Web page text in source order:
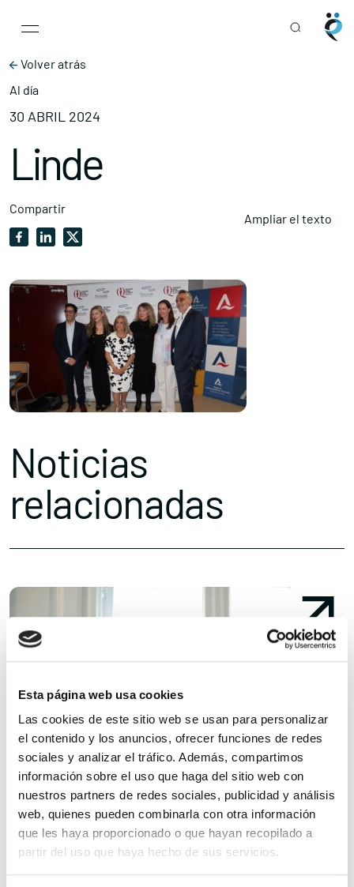
Esta página web usa cookies
Las cookies de este sitio web se usan para personalizar
el contenido y los anuncios, ofrecer funciones de redes
sociales y analizar el tráfico. Además, compartimos
información sobre el uso que haga del sitio web con
nuestros partners de redes sociales, publicidad y análisis
web, quienes pueden combinarla con otra información
que les haya proporcionado o que hayan recopilado a
partir del uso que haya hecho de sus servicios.
Main Navigation
Volver atrás
Al día
30 ABRIL 2024
Linde
Compartir
Ampliar el texto
Noticias
relacionadas
Nace una Guía con consejos sobre...